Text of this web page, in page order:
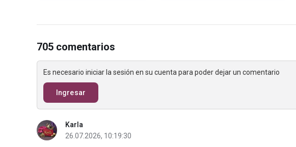
705 comentarios
Es necesario iniciar la sesión en su cuenta para poder dejar un comentario
Ingresar
Karla
26.07.2026, 10:19:30